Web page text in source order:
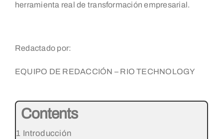
herramienta real de transformación empresarial.
Redactado por:
EQUIPO DE REDACCIÓN – RIO TECHNOLOGY
Contents
Introducción